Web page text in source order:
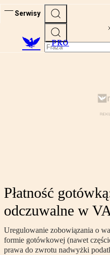
Serwisy
PRO
Płatność
odczuwalne w
Uregulowanie zobowiązania o
formie gotówkowej (nawet
prawa do zwrotu nadwyżki